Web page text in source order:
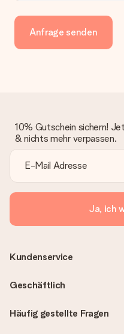
Anfrage senden
10% Gutschein sichern!
& nichts mehr verpassen.
Ja, ich
Häufig gestellte Fragen
Kundenservice
Geschäftlich